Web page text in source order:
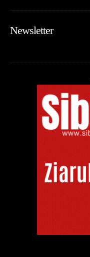
Newsletter